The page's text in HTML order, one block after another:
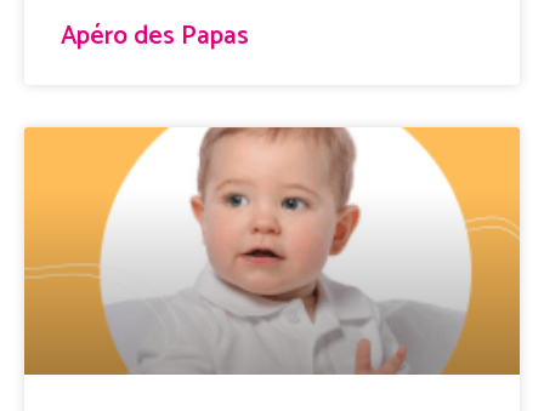
Apéro des Papas